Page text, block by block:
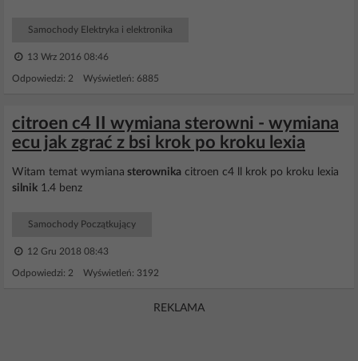
Samochody Elektryka i elektronika
13 Wrz 2016 08:46
Odpowiedzi: 2 Wyświetleń: 6885
citroen c4 II wymiana sterowni - wymiana
ecu jak zgrać z bsi krok po kroku lexia
Witam temat wymiana sterownika citroen c4 ll krok po kroku lexia
silnik 1.4 benz
Samochody Początkujący
12 Gru 2018 08:43
Odpowiedzi: 2 Wyświetleń: 3192
REKLAMA